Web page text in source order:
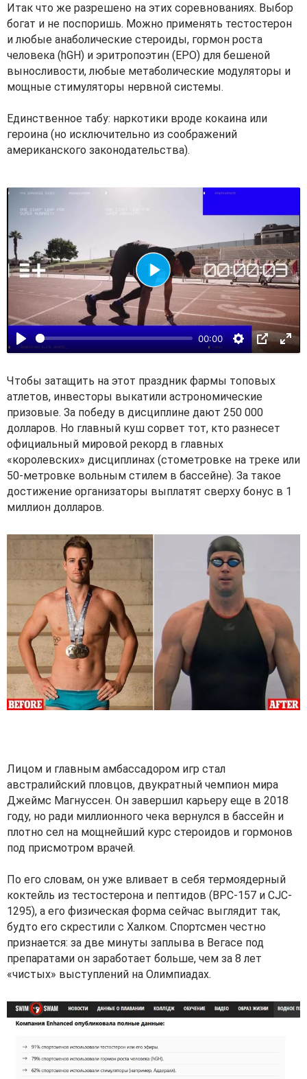
Итак что же разрешено на этих соревнованиях. Выбор
богат и не поспоришь. Можно применять тестостерон
и любые анаболические стероиды, гормон роста
человека (hGH) и эритропоэтин (EPO) для бешеной
выносливости, любые метаболические модуляторы и
мощные стимуляторы нервной системы.
Единственное табу: наркотики вроде кокаина или
героина (но исключительно из соображений
американского законодательства).
00:00
В
с
п
о
и
з
в
е
с
т
Чтобы затащить на этот праздник фармы топовых
атлетов, инвесторы выкатили астрономические
призовые. За победу в дисциплине дают 250 000
долларов. Но главный куш сорвет тот, кто разнесет
официальный мировой рекорд в главных
«королевских» дисциплинах (стометровке на треке или
50-метровке вольным стилем в бассейне). За такое
достижение организаторы выплатят сверху бонус в 1
миллион долларов.
Лицом и главным амбассадором игр стал
австралийский пловцов, двукратный чемпион мира
Джеймс Магнуссен. Он завершил карьеру еще в 2018
году, но ради миллионного чека вернулся в бассейн и
плотно сел на мощнейший курс стероидов и гормонов
под присмотром врачей.
По его словам, он уже вливает в себя термоядерный
коктейль из тестостерона и пептидов (BPC-157 и CJC-
1295), а его физическая форма сейчас выглядит так,
будто его скрестили с Халком. Спортсмен честно
признается: за две минуты заплыва в Вегасе под
препаратами он заработает больше, чем за 8 лет
«чистых» выступлений на Олимпиадах.